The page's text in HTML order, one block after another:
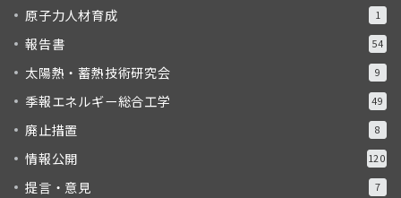
原子力人材育成 1
報告書 54
太陽熱・蓄熱技術研究会 9
季報エネルギー総合工学 49
廃止措置 8
情報公開 120
提言・意見 7